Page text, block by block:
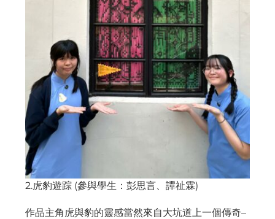
2.虎豹遊踪 (參與學生：彭思言、譚祉霖)
作品主角虎與豹的靈感當然來自大坑道上一個傳奇–